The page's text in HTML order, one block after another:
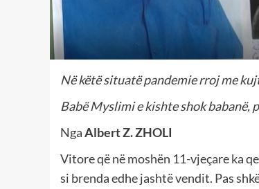
Në këtë situatë pandemie rroj me
Babë Myslimi e kishte shok babanë,
NgaAlbert Z. ZHOLI
Vitore që në moshën 11-vjeçare ka
si brenda edhe jashtë vendit. Pas